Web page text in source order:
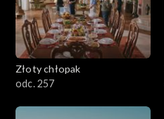
Złoty chłopak
odc. 257